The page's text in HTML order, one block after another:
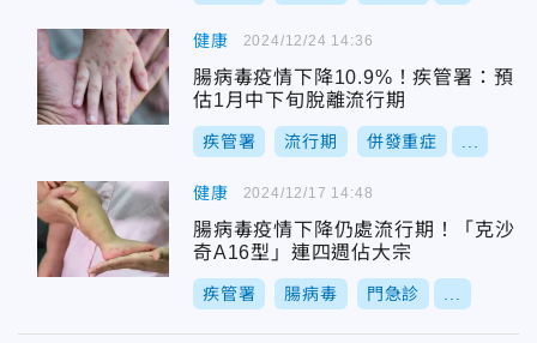
健康
腸病毒疫情下降10.9%！疾管署：預
估1月中下旬脫離流行期
疾管署 流行期 併發重症
2024/12/24 14:36
健康
腸病毒疫情下降仍處流行期！「克沙
奇A16型」連四週佔大宗
疾管署 腸病毒 門急診
2024/12/17 14:48